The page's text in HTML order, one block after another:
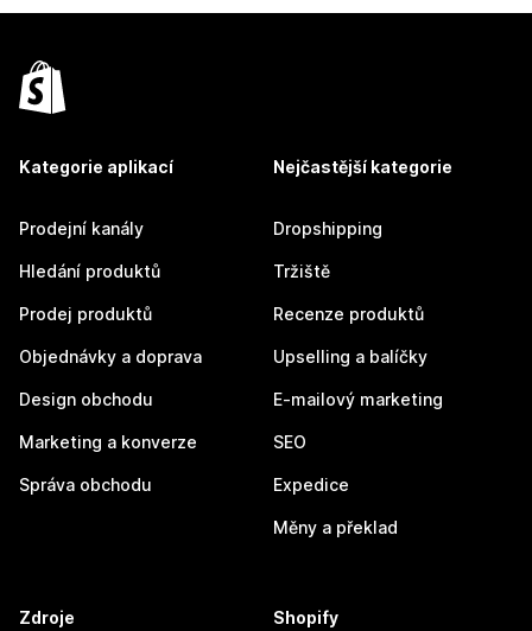
Kategorie aplikací
Prodejní kanály
Hledání produktů
Prodej produktů
Objednávky a doprava
Design obchodu
Marketing a konverze
Správa obchodu
Nejčastější kategorie
Dropshipping
Tržiště
Recenze produktů
Upselling a balíčky
E-mailový marketing
SEO
Expedice
Měny a překlad
Zdroje Shopify